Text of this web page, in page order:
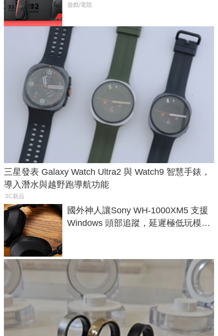
戲卡的選擇
遊戲/電競
三星發表 Galaxy Watch Ultra2 與 Watch9 智慧手錶，
導入潛水與越野跑導航功能
3C新品
國外神人讓Sony WH-1000XM5 支援
Windows 頭部追蹤，延遲極低玩模擬